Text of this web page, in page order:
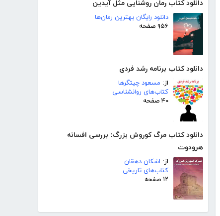
دانلود کتاب رمان روشنایی مثل آیدین
دانلود رایگان بهترین رمان‌ها
۹۵۶ صفحه
دانلود کتاب برنامه رشد فردی
از: مسعود چیتگرها
کتاب‌های روانشناسی
۴۰ صفحه
دانلود کتاب مرگ کوروش بزرگ: بررسی افسانه
هرودوت
از: اشکان دهقان
کتاب‌های تاریخی
۱۲ صفحه